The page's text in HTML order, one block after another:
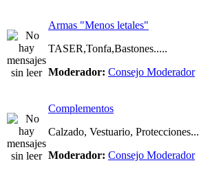
Armas "Menos letales"
TASER,Tonfa,Bastones.....
Moderador: Consejo Moderador
Complementos
Calzado, Vestuario, Protecciones...
Moderador: Consejo Moderador